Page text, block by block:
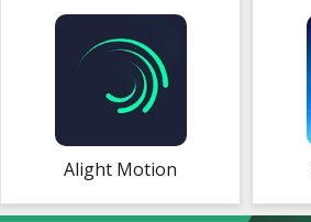
Alight Motion